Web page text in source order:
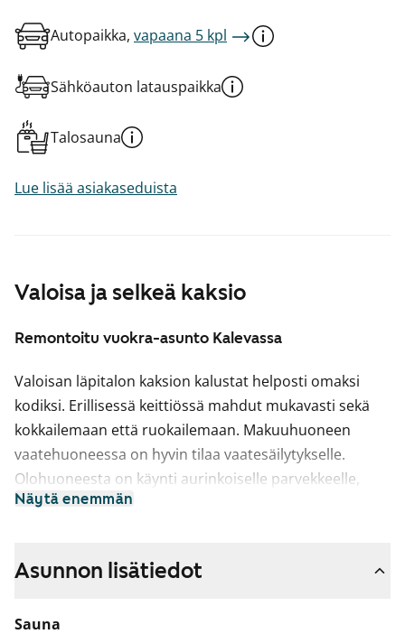
Valoisa ja selkeä kaksio
Remontoitu vuokra-asunto Kalevassa
Valoisan läpitalon kaksion kalustat helposti omaksi
kodiksi. Erillisessä keittiössä mahdut mukavasti sekä
kokkailemaan että ruokailemaan. Makuuhuoneen
vaatehuoneessa on hyvin tilaa vaatesäilytykselle.
Olohuoneesta on käynti aurinkoiselle parvekkeelle,
joka on sisäpihan suojissa.
makuuhuoneessa ja vaatehuoneessa mukailee
harmaat. Seinät on maalattu vaalean harmaiksi ja
Näytä enemmän
Autopaikka, vapaana 5 kpl
Sähköauton latauspaikka
Talosauna
Lue lisää asiakaseduista
Asunnon lisätiedot
Sauna